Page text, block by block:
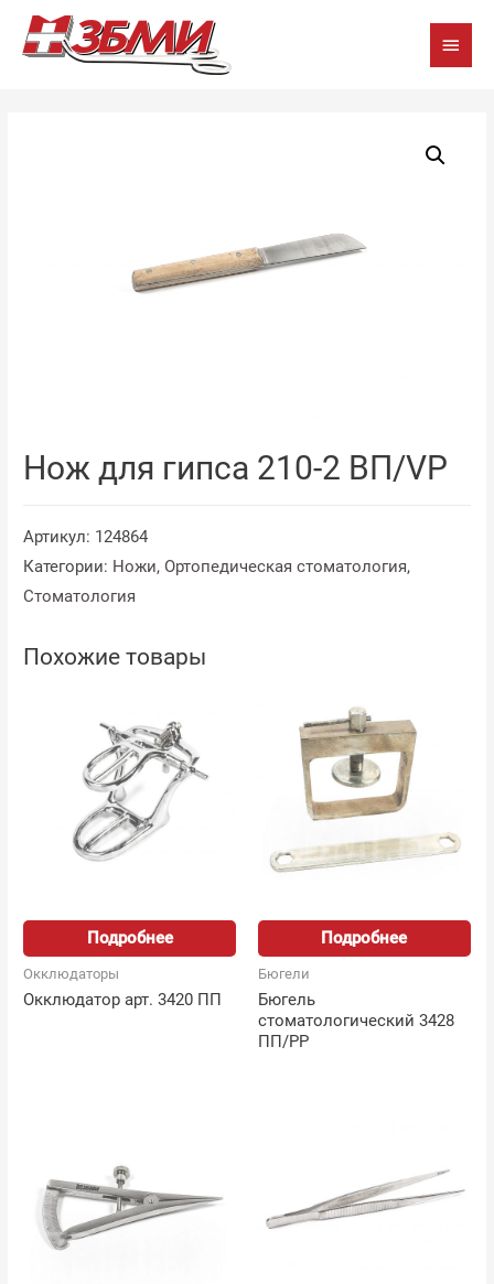
Нож для гипса 210-2 ВП/VP
Артикул: 124864
Категории: Ножи,Ортопедическая стоматология,
Стоматология
Похожие товары
Подробнее
Окклюдаторы
Окклюдатор арт. 3420 ПП
Подробнее
Бюгели
Бюгель
стоматологический 3428
ПП/PP